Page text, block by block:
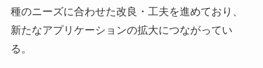
種のニーズに合わせた改良・工夫を進めており、
新たなアプリケーションの拡大につながってい
る。